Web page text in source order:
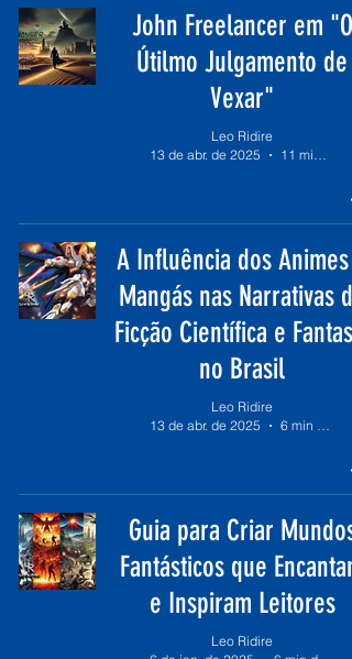
John Freelancer em "O
Útilmo Julgamento de
Vexar"
Leo Ridire
13 de abr. de 2025
11 min de leitura
A Influência dos Animes e
Mangás nas Narrativas de
Ficção Científica e Fantasia
no Brasil
Leo Ridire
13 de abr. de 2025
6 min de leitura
Guia para Criar Mundos
Fantásticos que Encantam
e Inspiram Leitores
Leo Ridire